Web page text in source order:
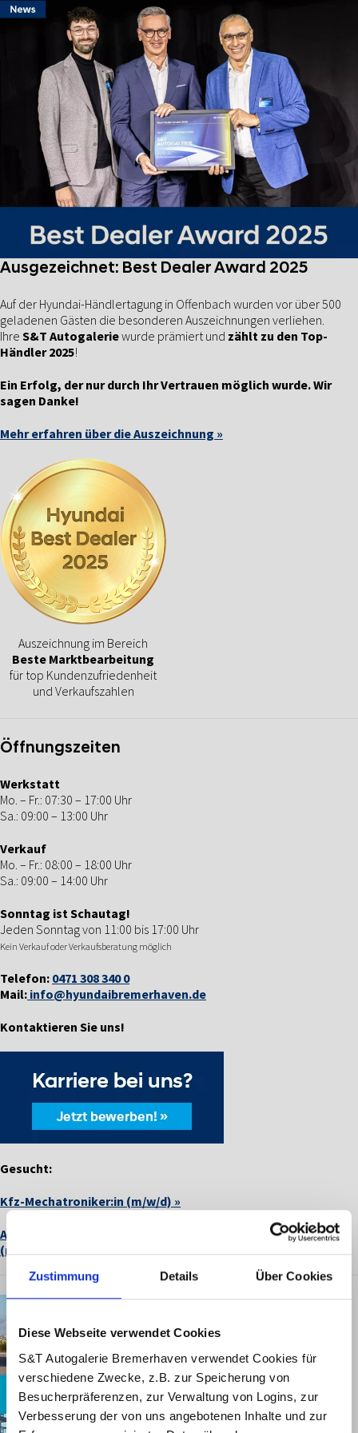
Zustimmung Details Über Cookies
Diese Webseite verwendet Cookies
S&T Autogalerie Bremerhaven verwendet Cookies für
verschiedene Zwecke, z.B. zur Speicherung von
Besucherpräferenzen, zur Verwaltung von Logins, zur
Verbesserung der von uns angebotenen Inhalte und zur
Ausgezeichnet: Best Dealer Award 2025
Auf der Hyundai-Händlertagung in Offenbach wurden vor über 500
geladenen Gästen die besonderen Auszeichnungen verliehen.
Ihre S&T Autogaleriewurde prämiert und zählt zu den Top-
Händler 2025!
Ein Erfolg, der nur durch Ihr Vertrauen möglich wurde. Wir
sagen Danke!
Mehr erfahren über die Auszeichnung »
Auszeichnung im Bereich
Beste Marktbearbeitung
für top Kundenzufriedenheit
und Verkaufszahlen
Öffnungszeiten
Werkstatt
Mo. – Fr.: 07:30 – 17:00 Uhr
Sa.: 09:00 – 13:00 Uhr
Verkauf
Mo. – Fr.: 08:00 – 18:00 Uhr
Sa.: 09:00 – 14:00 Uhr
Sonntag ist Schautag!
Jeden Sonntag von 11:00 bis 17:00 Uhr
Kein Verkauf oder Verkaufsberatung möglich
Telefon: 0471 308 340 0
Mail: info@hyundaibremerhaven.de
Kontaktieren Sie uns!
Gesucht:
Kfz-Mechatroniker:in (m/w/d) »
Ausbildung zur/zum Kauffrau/-mann
(m/w/d) für Büromanagement »